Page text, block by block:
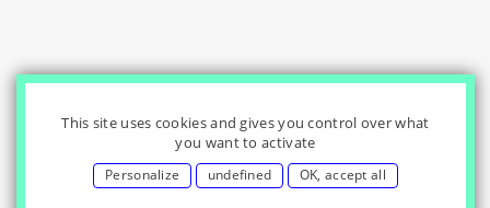
This site uses cookies and gives you control over what
you want to activate
Personalize undefined OK, accept all